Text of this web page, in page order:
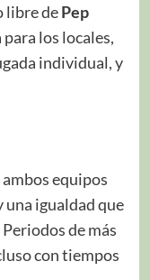
libre dePep
los locales,
individual, y
equipos
igualdad que
de más
con tiempos